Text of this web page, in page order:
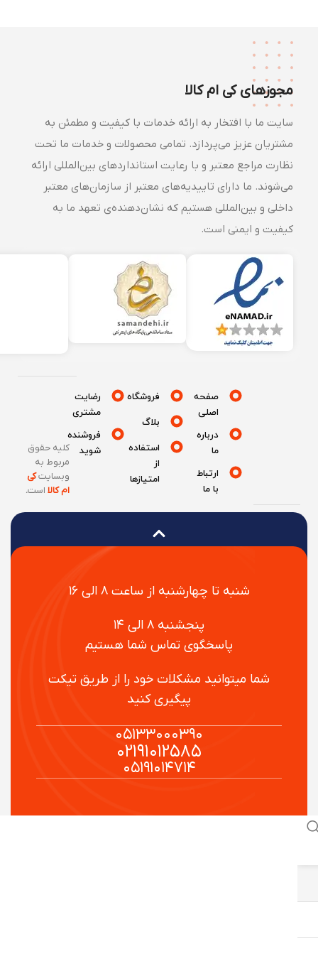
مجوزهای کی ام کالا
سایت ما با افتخار به ارائه خدمات با کیفیت و مطمئن به
مشتریان عزیز می‌پردازد. تمامی محصولات و خدمات ما تحت
نظارت مراجع معتبر و با رعایت استانداردهای بین‌المللی ارائه
می‌شوند. ما دارای تاییدیه‌های معتبر از سازمان‌های معتبر
داخلی و بین‌المللی هستیم که نشان‌دهنده‌ی تعهد ما به
کیفیت و ایمنی است.
شنبه تا چهارشنبه از ساعت ۸ الی ۱۶
پنجشنبه ۸ الی ۱۴
پاسخگوی تماس شما هستیم
شما میتوانید مشکلات خود را از طریق تیکت
پیگیری کنید
۰۵۱۳۳۰۰۰۳۹۰
۰۲۱۹۱۰۱۲۵۸۵
۰۵۱۹۱۰۱۴۷۱۴
صفحه
درباره
ارتباط
فروشگاه
بلاگ
استفاده
امتیازها
رضایت
مشتری
فروشنده
شوید
کلیه حقوق
مربوط به
وبسایتکی
ام کالااست.